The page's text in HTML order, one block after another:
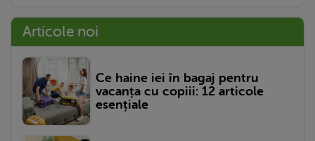
Articole noi
Ce haine iei în bagaj pentru
vacanța cu copiii: 12 articole
esențiale